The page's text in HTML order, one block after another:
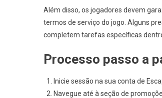
Além disso, os jogadores devem
termos de serviço do jogo. Alguns
completem tarefas específicas
Processo passo a
Inicie sessão na sua conta de
Navegue até à seção de